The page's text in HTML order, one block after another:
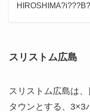
スリストム広島
スリストム広島は
タウンとする、3×3